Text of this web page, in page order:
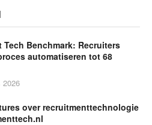
Tech Benchmark: Recruiters
automatiseren tot 68
2026
over recruitmenttechnologie